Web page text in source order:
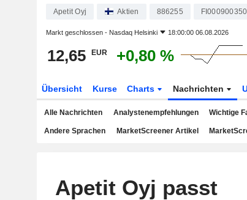
Apetit Oyj Aktien 886255
Markt geschlossen - Nasdaq Helsinki 18:00:00 06.08.2026
12,65 EUR +0,80 %
Übersicht Kurse Charts Nachrichten
Alle Nachrichten Analystenempfehlungen Wichtige
Andere Sprachen MarketScreener Artikel
Apetit Oyj passt